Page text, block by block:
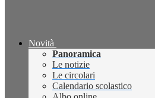
Novità
Panoramica
Le notizie
Le circolari
Calendario scolastico